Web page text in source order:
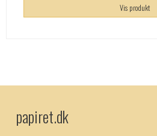
Vis produkt
papiret.dk